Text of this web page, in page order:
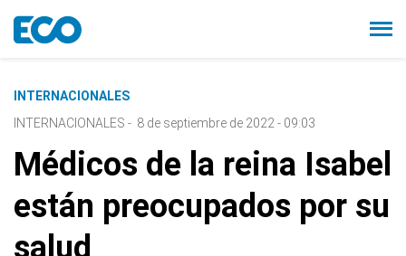
INTERNACIONALES
INTERNACIONALES - 8 de septiembre de 2022 - 09:03
Médicos de la reina Isabel
están preocupados por su
salud